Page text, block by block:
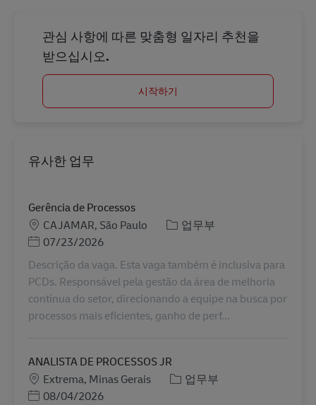
관심 사항에 따른 맞춤형 일자리 추천을
받으십시오.
시작하기
유사한 업무
Gerência de Processos
장소CAJAMAR, São Paulo 카테고리
업무부
Posted Date
07/23/2026
Descrição da vaga. Esta vaga também é inclusiva para
PCDs. Responsável pela gestão da área de melhoria
contínua do setor, direcionando a equipe na busca por
processos mais eficientes, ganho de perf...
ANALISTA DE PROCESSOS JR
장소Extrema, Minas Gerais 카테고리
업무부
Posted Date
08/04/2026